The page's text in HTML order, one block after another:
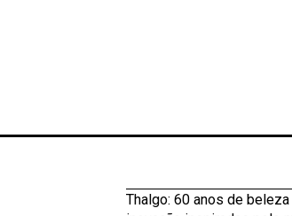
Thalgo: 60 anos de